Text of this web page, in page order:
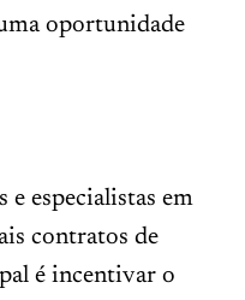
oportunidade
e especialistas em
contratos de
é incentivar o